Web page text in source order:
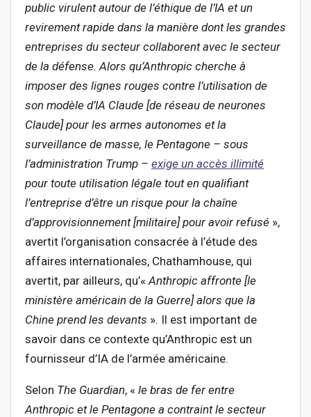
public virulent autour de l’éthique de l’IA et un
revirement rapide dans la manière dont les grandes
entreprises du secteur collaborent avec le secteur
de la défense. Alors qu’Anthropic cherche à
imposer des lignes rouges contre l’utilisation de
son modèle d’IA Claude [de réseau de neurones
Claude] pour les armes autonomes et la
surveillance de masse, le Pentagone – sous
l’administration Trump – exige un accès illimité
pour toute utilisation légale tout en qualifiant
l’entreprise d’être un risque pour la chaîne
d’approvisionnement [militaire] pour avoir refusé »,
avertit l’organisation consacrée à l’étude des
affaires internationales, Chathamhouse, qui
avertit, par ailleurs, qu’«Anthropic affronte [le
ministère américain de la Guerre] alors que la
Chine prend les devants ». Il est important de
savoir dans ce contexte qu’Anthropic est un
fournisseur d’IA de l’armée américaine.
Selon The Guardian, « le bras de fer entre
Anthropic et le Pentagone a contraint le secteur